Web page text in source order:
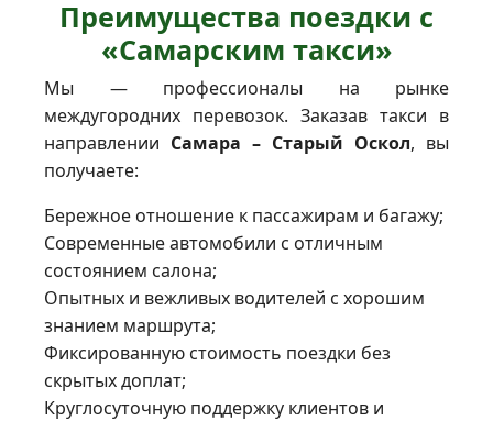
Преимущества поездки с
«Самарским такси»
Мы — профессионалы на рынке
междугородних перевозок. Заказав такси в
направлении Самара – Старый Оскол, вы
получаете:
Бережное отношение к пассажирам и багажу;
Современные автомобили с отличным
состоянием салона;
Опытных и вежливых водителей с хорошим
знанием маршрута;
Фиксированную стоимость поездки без
скрытых доплат;
Круглосуточную поддержку клиентов и